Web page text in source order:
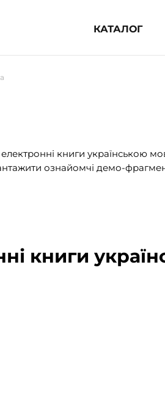
КАТАЛОГ
(1854)
книги українською
ознайомчі демо-
книги